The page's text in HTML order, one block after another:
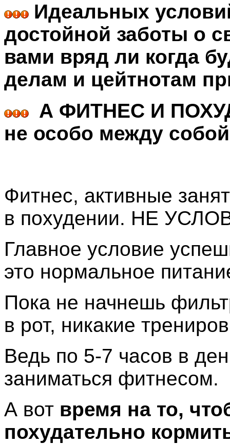
Идеальных
достойной заботы о
вами вряд ли когда
делам и цейтнотам
А ФИТНЕС И
не особо между
Фитнес, активные
в похудении. НЕ
Главное условие
это нормальное
Пока не начнешь
в рот, никакие
Ведь по 5-7 часов в
заниматься фитнесом.
А вот время на то,
похудательно